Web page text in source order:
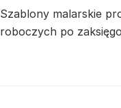
Szablony malarskie
roboczych po